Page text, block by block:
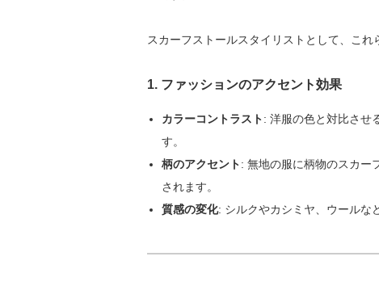
スカーフストールスタイリストとして、これ
1. ファッションのアクセント効果
カラーコントラスト: 洋服の色と対比させ
す。
柄のアクセント: 無地の服に柄物のスカー
されます。
質感の変化: シルクやカシミヤ、ウールな